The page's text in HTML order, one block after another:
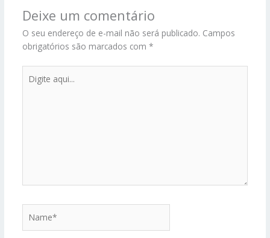
Deixe um comentário
O seu endereço de e-mail não será publicado. Campos
obrigatórios são marcados com *
aqui...